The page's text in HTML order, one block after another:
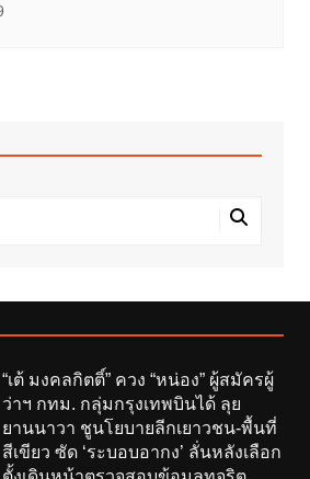
“เต้ มงคลกิตติ์” ควง “หน่อง” ผู้สมัครผู้
ว่าฯ กทม. กลุ่มกรุงเทพบินได้ ลุย
ยานนาวา ชูนโยบายลีกเยาวชน-พื้นที่
สีเขียว ซัด ‘ระบอบอากง’ ลั่นหลังเลือก